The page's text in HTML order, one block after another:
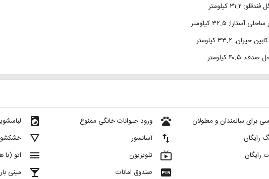
۳۱.۲ کیلومتر
آستارا: ۳۲.۵ کیلومتر
۳۳.۲ کیلومتر
۴۰.۵ کیلومتر
local_laundry_service
details
menu اتو (با
local_bar مینی بار
pets ورود حیوانات خانگی ممنوع
import_export آسانسور
live_tv تلویزیون
fiber_pin صندوق امانات
برای سالمندان و معلولان
رایگان
رایگان